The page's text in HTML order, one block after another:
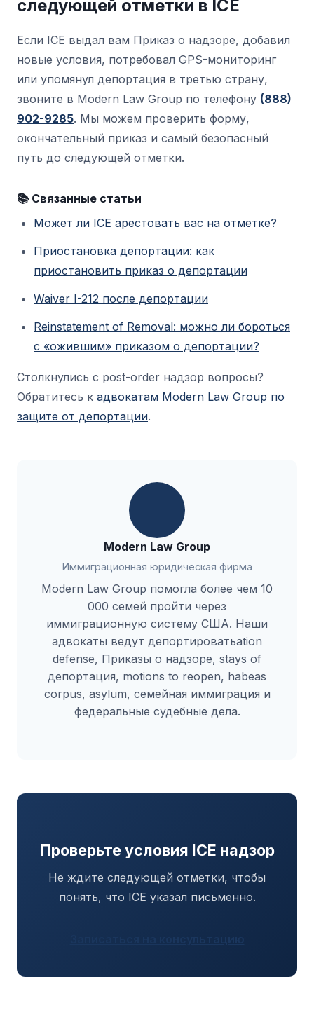
правило будет окончательно принято, оно
для некоторых людей, освобожденных
under Приказы о надзоре, но сейчас оно
еще не действует.
следующей отметки в ICE
Если ICE выдал вам Приказ о надзоре, добавил
новые условия, потребовал GPS-мониторинг
или упомянул депортация в третью страну,
звоните в Modern Law Group по телефону (888)
902-9285. Мы можем проверить форму,
окончательный приказ и самый безопасный
путь до следующей отметки.
📚 Связанные статьи
Может ли ICE арестовать вас на отметке?
Приостановка депортации: как
приостановить приказ о депортации
Waiver I-212 после депортации
Reinstatement of Removal: можно ли бороться
с «ожившим» приказом о депортации?
Столкнулись с post-order надзор вопросы?
Обратитесь к адвокатам Modern Law Group по
защите от депортации.
Modern Law Group
Иммиграционная юридическая фирма
Modern Law Group помогла более чем 10
000 семей пройти через
иммиграционную систему США. Наши
адвокаты ведут депортироватьation
defense, Приказы о надзоре, stays of
депортация, motions to reopen, habeas
corpus, asylum, семейная иммиграция и
федеральные судебные дела.
Проверьте условия ICE надзор
Не ждите следующей отметки, чтобы
понять, что ICE указал письменно.